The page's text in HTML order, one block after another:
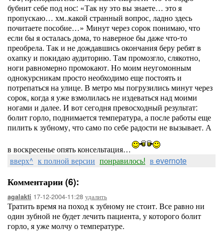
бубнит себе под нос: «Так ну это вы знаете… это я
пропускаю… хм..какой странный вопрос, ладно здесь
почитаете пособие…» Минут через сорок понимаю, что
если бы я осталась дома, то наверное бы даже что-то
преобрела. Так и не дождавшись окончания беру ребят в
охапку и покидаю аудиторию. Там промозгло, слякотно,
ноги равномерно промокают. Но моим неугомонным
однокурсникам просто необходимо еще постоять и
потрепаться на улице. В метро мы погрузились минут через
сорок, когда я уже взмолилась не издеваться над моими
ногами и далее. И вот сегодня превосходный результат:
болит горло, поднимается температура, а после работы еще
пилить к зубному, что само по себе радости не вызывает. А
в воскресенье опять консельтация…
вверх^ к полной версии понравилось! в evernote
Комментарии (6):
agalakti 17-12-2004-11:28 удалить
Тратить время на поход к зубному не стоит. Все равно ни
один зубной не будет лечить пациента, у которого болит
горло, я уже молчу о температуре.